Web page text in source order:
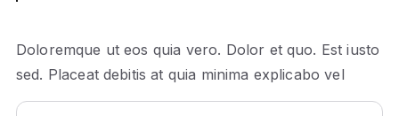
Doloremque ut eos quia vero. Dolor et quo. Est iusto
sed. Placeat debitis at quia minima explicabo vel